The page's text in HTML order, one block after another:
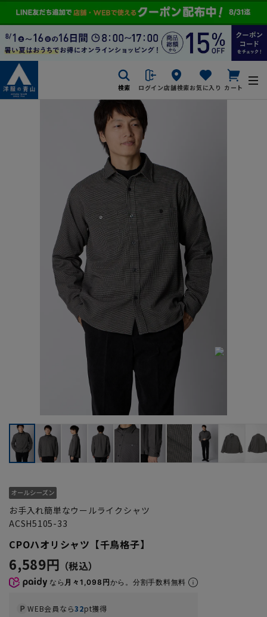
検索 ログイン店舗検索お気に入り カート
お手入れ簡単なウールライクシャツ
ACSH5105-33
CPOハオリシャツ【千鳥格子】
6,589円
なら 月々1,098円から。分割手数料無料
WEB会員なら32pt獲得